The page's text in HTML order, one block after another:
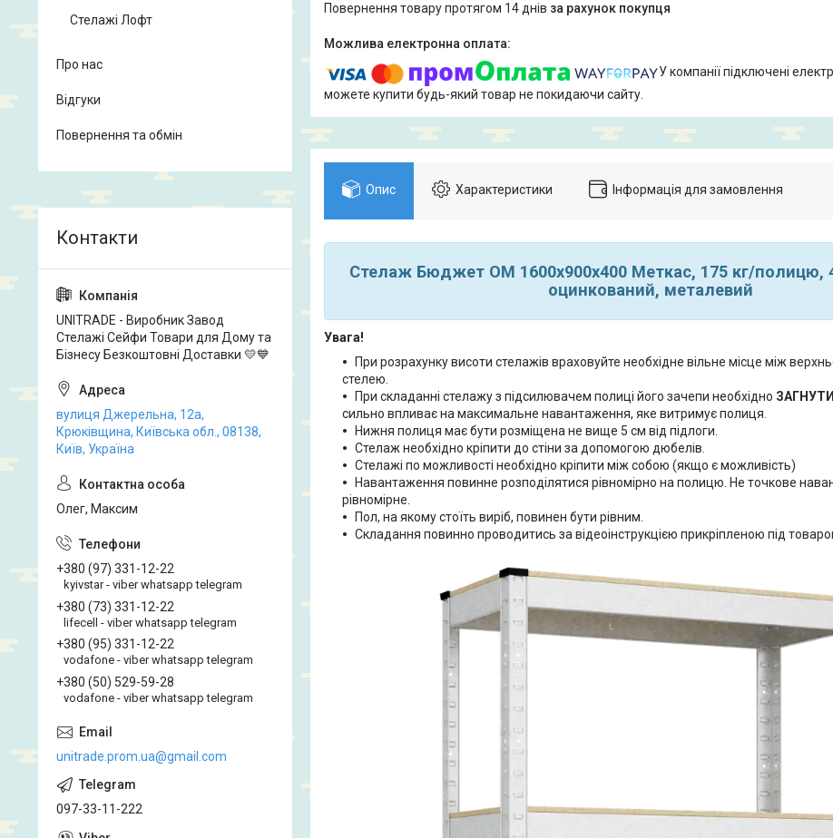
повернення товару протягом 14 днів за рахунок покупця
У компанії підключені
можете купити будь-який товар не покидаючи сайту.
Опис Характеристики Інформація для замовлення
Стелаж Бюджет ОМ 1600х900х400 Меткас, 175 кг/полицю,
оцинкований, металевий
Увага!
При розрахунку висоти стелажів враховуйте необхідне вільне місце між
стелею.
При складанні стелажу з підсилювачем полиці його зачепи необхідно
сильно впливає на максимальне навантаження, яке витримує полиця.
Нижня полиця має бути розміщена не вище 5 см від підлоги.
Стелаж необхідно кріпити до стіни за допомогою дюбелів.
Стелажі по можливості необхідно кріпити між собою (якщо є можливість)
Навантаження повинне розподілятися рівномірно на полицю. Не точкове
рівномірне.
Пол, на якому стоїть виріб, повинен бути рівним.
Складання повинно проводитись за відеоінструкцією прикріпленою під
Стелажі Лофт
Про нас
Відгуки
Повернення та обмін
UNITRADE - Виробник Завод
Стелажі Сейфи Товари для Дому та
Бізнесу Безкоштовні Доставки 💛💙
вулиця Джерельна, 12а,
Крюківщина, Київська обл., 08138,
Київ, Україна
Олег, Максим
+380 (97) 331-12-22
kyivstar - viber whatsapp telegram
+380 (73) 331-12-22
lifecell - viber whatsapp telegram
+380 (95) 331-12-22
vodafone - viber whatsapp telegram
+380 (50) 529-59-28
vodafone - viber whatsapp telegram
unitrade.prom.ua@gmail.com
097-33-11-222